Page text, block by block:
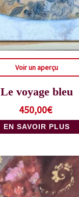
Voir un aperçu
Le voyage bleu
450,00€
EN SAVOIR PLUS